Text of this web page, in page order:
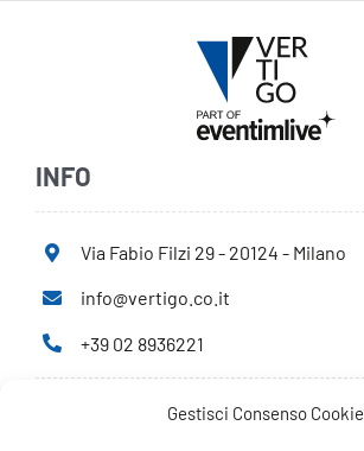
Gestisci Consenso Cookie
INFO
Via Fabio Filzi 29 - 20124 - Milano
info@vertigo.co.it
+39 02 8936221
Privacy Policy